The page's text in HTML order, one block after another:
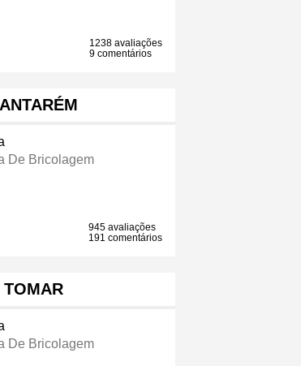
1238 avaliações
9 comentários
De Bricolagem
945 avaliações
191 comentários
TOMAR
De Bricolagem